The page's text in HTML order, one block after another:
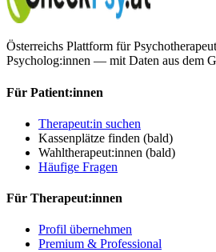
Österreichs Plattform für
Psycholog:innen — mit Daten aus dem
Für Patient:innen
Therapeut:in suchen
Kassenplätze finden (bald)
Wahltherapeut:innen (bald)
Häufige Fragen
Für Therapeut:innen
Profil übernehmen
Premium & Professional